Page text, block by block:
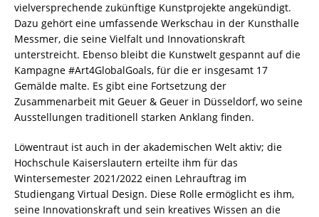
vielversprechende zukünftige Kunstprojekte angekündigt.
Dazu gehört eine umfassende Werkschau in der Kunsthalle
Messmer, die seine Vielfalt und Innovationskraft
unterstreicht. Ebenso bleibt die Kunstwelt gespannt auf die
Kampagne #Art4GlobalGoals, für die er insgesamt 17
Gemälde malte. Es gibt eine Fortsetzung der
Zusammenarbeit mit Geuer & Geuer in Düsseldorf, wo seine
Ausstellungen traditionell starken Anklang finden.
Löwentraut ist auch in der akademischen Welt aktiv; die
Hochschule Kaiserslautern erteilte ihm für das
Wintersemester 2021/2022 einen Lehrauftrag im
Studiengang Virtual Design. Diese Rolle ermöglicht es ihm,
seine Innovationskraft und sein kreatives Wissen an die